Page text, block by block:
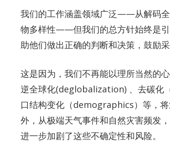
我们的工作涵盖领域广泛——从解码
物多样性——但我们的总方针始终是
助他们做出正确的判断和决策，鼓励
这是因为，我们不再能以理所当然的
逆全球化(deglobalization) 、去碳化
口结构变化（demographics）等，
外，从极端天气事件和自然灾害频发
进一步加剧了这些不确定性和风险。